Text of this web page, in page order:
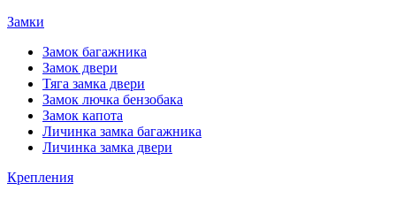
Замки
Замок багажника
Замок двери
Тяга замка двери
Замок лючка бензобака
Замок капота
Личинка замка багажника
Личинка замка двери
Крепления